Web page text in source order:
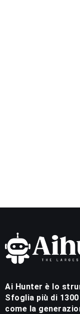
Ai Hunter è lo
Sfoglia più di
come la